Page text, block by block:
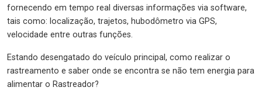
fornecendo em tempo real diversas informações via software,
tais como: localização, trajetos, hubodômetro via GPS,
velocidade entre outras funções.
Estando desengatado do veículo principal, como realizar o
rastreamento e saber onde se encontra se não tem energia para
alimentar o Rastreador?